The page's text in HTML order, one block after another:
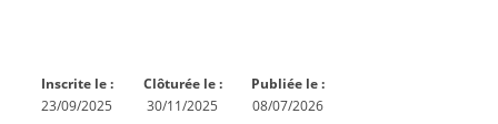
Inscrite le :
23/09/2025
Clôturée le :
30/11/2025
Publiée le :
08/07/2026